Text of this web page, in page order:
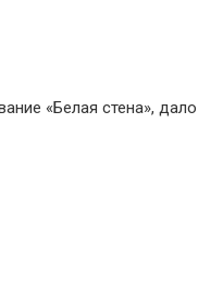
«Белая стена», дало